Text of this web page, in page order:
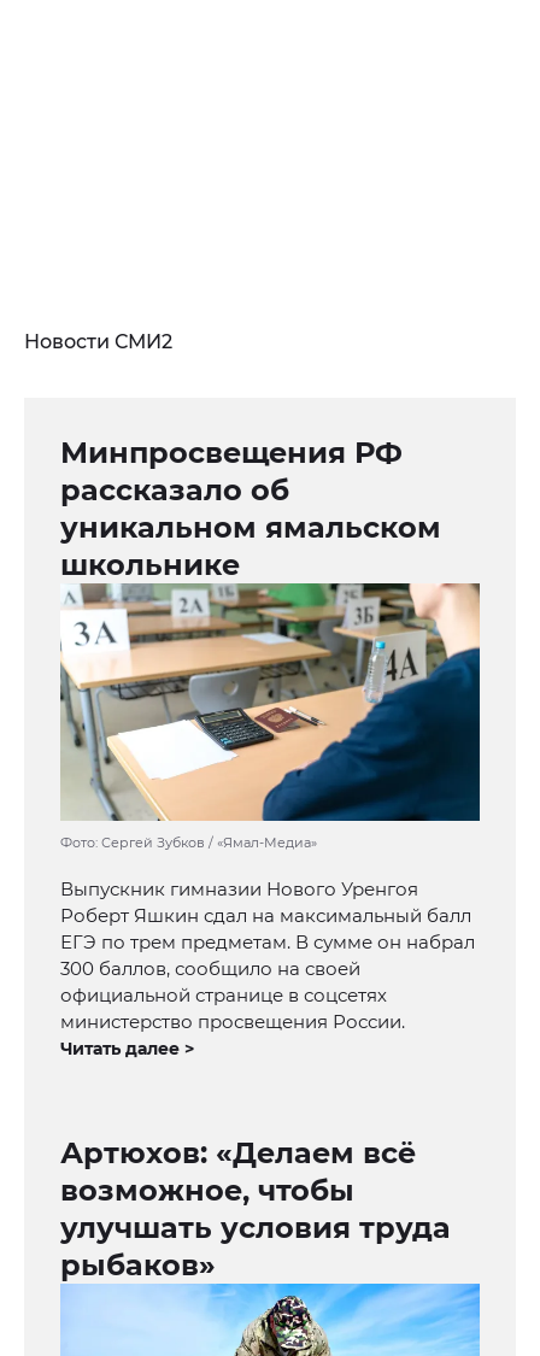
Новости СМИ2
Минпросвещения РФ
рассказало об
уникальном ямальском
школьнике
Фото: Сергей Зубков / «Ямал-Медиа»
Выпускник гимназии Нового Уренгоя
Роберт Яшкин сдал на максимальный балл
ЕГЭ по трем предметам. В сумме он набрал
300 баллов, сообщило на своей
официальной странице в соцсетях
министерство просвещения России.
Читать далее >
Артюхов: «Делаем всё
возможное, чтобы
улучшать условия труда
рыбаков»